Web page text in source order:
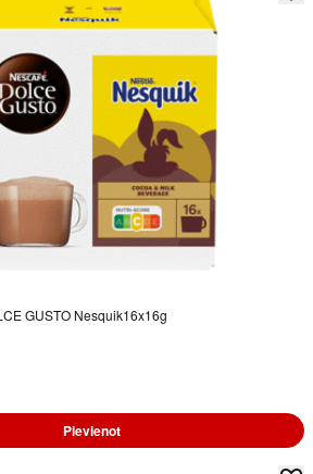
GUSTO Nesquik16x16g
Pievienot